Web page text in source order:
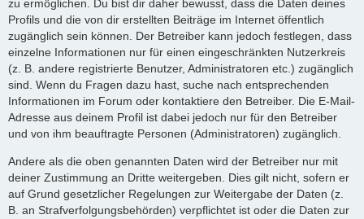
zu ermöglichen. Du bist dir daher bewusst, dass die Daten deines
Profils und die von dir erstellten Beiträge im Internet öffentlich
zugänglich sein können. Der Betreiber kann jedoch festlegen, dass
einzelne Informationen nur für einen eingeschränkten Nutzerkreis
(z. B. andere registrierte Benutzer, Administratoren etc.) zugänglich
sind. Wenn du Fragen dazu hast, suche nach entsprechenden
Informationen im Forum oder kontaktiere den Betreiber. Die E-Mail-
Adresse aus deinem Profil ist dabei jedoch nur für den Betreiber
und von ihm beauftragte Personen (Administratoren) zugänglich.
Andere als die oben genannten Daten wird der Betreiber nur mit
deiner Zustimmung an Dritte weitergeben. Dies gilt nicht, sofern er
auf Grund gesetzlicher Regelungen zur Weitergabe der Daten (z.
B. an Strafverfolgungsbehörden) verpflichtet ist oder die Daten zur